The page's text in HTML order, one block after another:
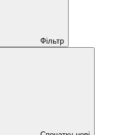
Фільтр